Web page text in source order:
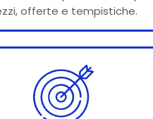
offerte e tempistiche.